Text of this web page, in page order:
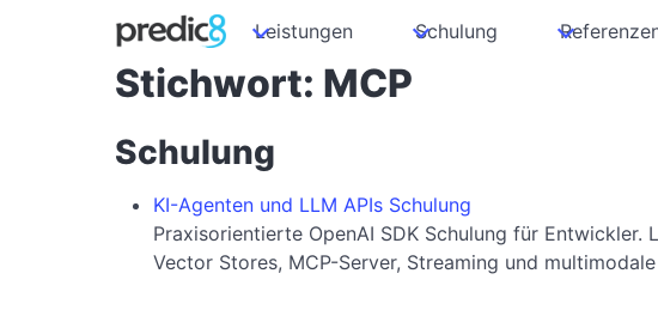
Leistungen Schulung
Stichwort: MCP
Schulung
KI-Agenten und LLM APIs Schulung
Praxisorientierte OpenAI SDK Schulung für Entwickler.
Vector Stores, MCP-Server, Streaming und